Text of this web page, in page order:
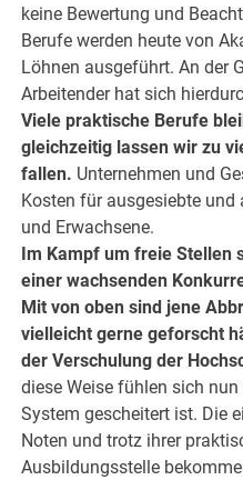
keine Bewertung und
Berufe werden heute von
Löhnen ausgeführt. An der
Arbeitender hat sich
Viele praktische Berufe
gleichzeitig lassen wir zu
fallen. Unternehmen und
Kosten für ausgesiebte
und Erwachsene.
Im Kampf um freie Stellen
einer wachsenden
Mit von oben sind jene
vielleicht gerne geforscht
der Verschulung der
diese Weise fühlen sich
System gescheitert ist. Die
Noten und trotz ihrer
Ausbildungsstelle